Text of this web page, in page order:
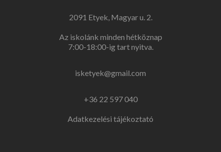
2091 Etyek, Magyar u. 2.
Az iskolánk minden hétköznap
7:00-18:00-ig tart nyitva.
isketyek@gmail.com
+36 22 597 040
Adatkezelési tájékoztató